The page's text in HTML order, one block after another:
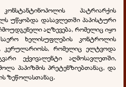
პატრიარქის
უწყობდა დასავლეთში პაპისტური
აღზევება, რომელიც იყო
ხელისუფლების კონტროლის
კერულარიოსს, რომელიც ელტვოდა
ექვივალენტი აღმოსავლეთში,
პაპიზმის პრეტენზიებთანაც, და
ზეწოლასთანაც.